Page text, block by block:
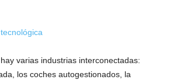
varias industrias interconectadas:
los coches autogestionados, la